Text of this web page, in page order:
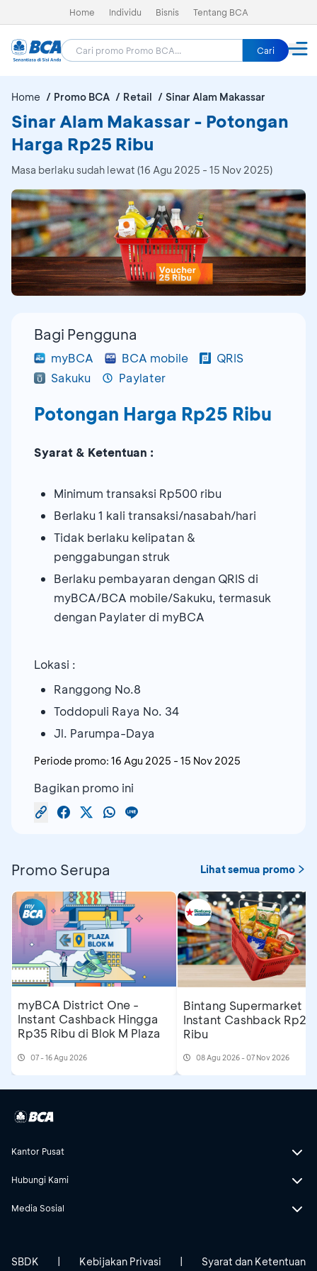
Home Individu Bisnis Tentang BCA
Cari
Home Promo BCA Retail Sinar Alam Makassar
Sinar Alam Makassar - Potongan
Harga Rp25 Ribu
Masa berlaku sudah lewat (16 Agu 2025 - 15 Nov 2025)
Bagi Pengguna
myBCA BCA mobile
QRIS
Sakuku
Paylater
Potongan Harga Rp25 Ribu
Syarat & Ketentuan :
Minimum transaksi Rp500 ribu
Berlaku 1 kali transaksi/nasabah/hari
Tidak berlaku kelipatan &
penggabungan struk
Berlaku pembayaran dengan QRIS di
myBCA/BCA mobile/Sakuku, termasuk
dengan Paylater di myBCA
Lokasi :
Ranggong No.8
Toddopuli Raya No. 34
Jl. Parumpa-Daya
Periode promo: 16 Agu 2025 - 15 Nov 2025
Bagikan promo ini
Promo Serupa Lihat semua promo
myBCA District One -
Instant Cashback Hingga
Rp35 Ribu di Blok M Plaza
07 - 16 Agu 2026
Bintang Supermarket
Instant Cashback Rp20
Ribu
08 Agu 2026 - 07 Nov 2026
Kantor Pusat
Hubungi Kami
Media Sosial
SBDK Kebijakan Privasi Syarat dan Ketentuan